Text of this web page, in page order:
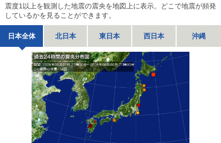
震度1以上を観測した地震の震央を地図上に表示。どこで地震が頻発
しているかを見ることができます。
日本全体 北日本 東日本 西日本 沖縄